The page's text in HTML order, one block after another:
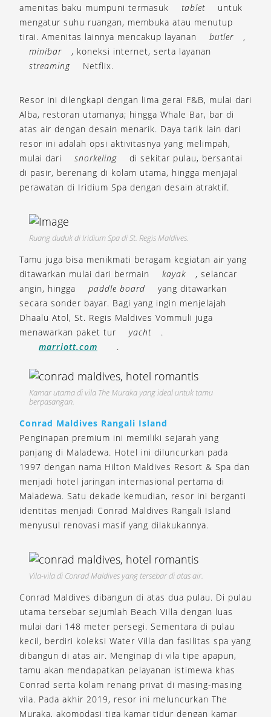
amenitas baku mumpuni termasuk
tablet
untuk
mengatur suhu ruangan, membuka atau menutup
tirai. Amenitas lainnya mencakup layanan
butler
,
minibar
, koneksi internet, serta layanan
streaming
Netflix.
Resor ini dilengkapi dengan lima gerai F&B, mulai dari
Alba, restoran utamanya; hingga Whale Bar, bar di
atas air dengan desain menarik. Daya tarik lain dari
resor ini adalah opsi aktivitasnya yang melimpah,
mulai dari
snorkeling
di sekitar pulau, bersantai
di pasir, berenang di kolam utama, hingga menjajal
perawatan di Iridium Spa dengan desain atraktif.
Ruang duduk di Iridium Spa di St. Regis Maldives.
Tamu juga bisa menikmati beragam kegiatan air yang
ditawarkan mulai dari bermain
kayak
, selancar
angin, hingga
paddle board
yang ditawarkan
secara sonder bayar. Bagi yang ingin menjelajah
Dhaalu Atol, St. Regis Maldives Vommuli juga
menawarkan paket tur
yacht
.
marriott.com
.
Kamar utama di vila The Muraka yang ideal untuk tamu
berpasangan.
Conrad Maldives Rangali Island
Penginapan premium ini memiliki sejarah yang
panjang di Maladewa. Hotel ini diluncurkan pada
1997 dengan nama Hilton Maldives Resort & Spa dan
menjadi hotel jaringan internasional pertama di
Maladewa. Satu dekade kemudian, resor ini berganti
identitas menjadi Conrad Maldives Rangali Island
menyusul renovasi masif yang dilakukannya.
Vila-vila di Conrad Maldives yang tersebar di atas air.
Conrad Maldives dibangun di atas dua pulau. Di pulau
utama tersebar sejumlah Beach Villa dengan luas
mulai dari 148 meter persegi. Sementara di pulau
kecil, berdiri koleksi Water Villa dan fasilitas spa yang
dibangun di atas air. Menginap di vila tipe apapun,
tamu akan mendapatkan pelayanan istimewa khas
Conrad serta kolam renang privat di masing-masing
vila. Pada akhir 2019, resor ini meluncurkan The
Muraka, akomodasi tiga kamar tidur dengan kamar